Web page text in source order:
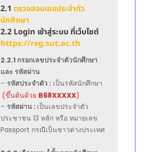
2.1 ตรวจสอบเลขประจำตัว
นักศึกษา
2.2 Login เข้าสู่ระบบ ที่เว็บไซต์
https://reg.sut.ac.th
2.2.1 กรอกเลขประจำตัวนักศึกษา
และ รหัสผ่าน
– รหัสประจำตัว : เป็นรหัสนักศึกษา
(ขึ้นต้นด้วย B68XXXXX)
– รหัสผ่าน : เป็นเลขประจำตัว
ประชาชน 13 หลัก หรือ หมายเลข
Passport กรณีเป็นชาวต่างประเทศ